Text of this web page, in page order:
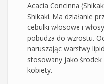
Acacia Concinna
Shikaki. Ma działanie
cebulki włosowe i
pobudza do wzrostu.
naruszając warstwy
stosowany jako środek
kobiety.